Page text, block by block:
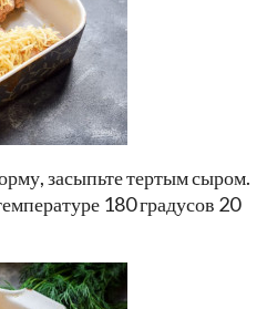
засыпьте тертым сыром.
180 градусов 20